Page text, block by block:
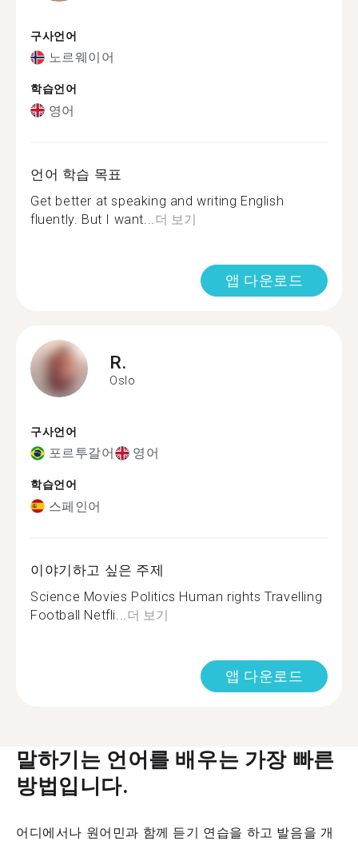
구사언어
노르웨이어
학습언어
영어
언어 학습 목표
Get better at speaking and writing English
fluently. But I want... 더 보기
앱 다운로드
R.
Oslo
구사언어
포르투갈어 영어
학습언어
스페인어
이야기하고 싶은 주제
Science Movies Politics Human rights Travelling
Football Netfli... 더 보기
앱 다운로드
말하기는 언어를 배우는 가장 빠른
방법입니다.
어디에서나 원어민과 함께 듣기 연습을 하고 발음을 개